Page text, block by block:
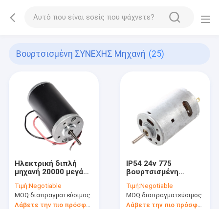
Βουρτσισμένη ΣΥΝΕΧΗΣ Μηχανή (25)
Ηλεκτρική διπλή
μηχανή 20000 μεγάλη
ένσφαιρου τριβέα
περιστροφής/λεπτό
Τιμή:Negotiable
MOQ:διαπραγματεύσιμος
Λάβετε την πιο πρόσφατη τιμή
IP54 24v 775
βουρτσισμένη
Πολωνοί 3500rpm
ένσφαιρου τριβέα
Τιμή:Negotiable
MOQ:διαπραγματεύσιμος